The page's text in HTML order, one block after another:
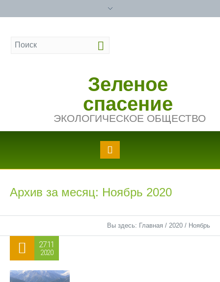
Зеленое
спасение
ЭКОЛОГИЧЕСКОЕ ОБЩЕСТВО
Архив за месяц: Ноябрь 2020
Вы здесь: Главная / 2020 / Ноябрь
27.11
2020